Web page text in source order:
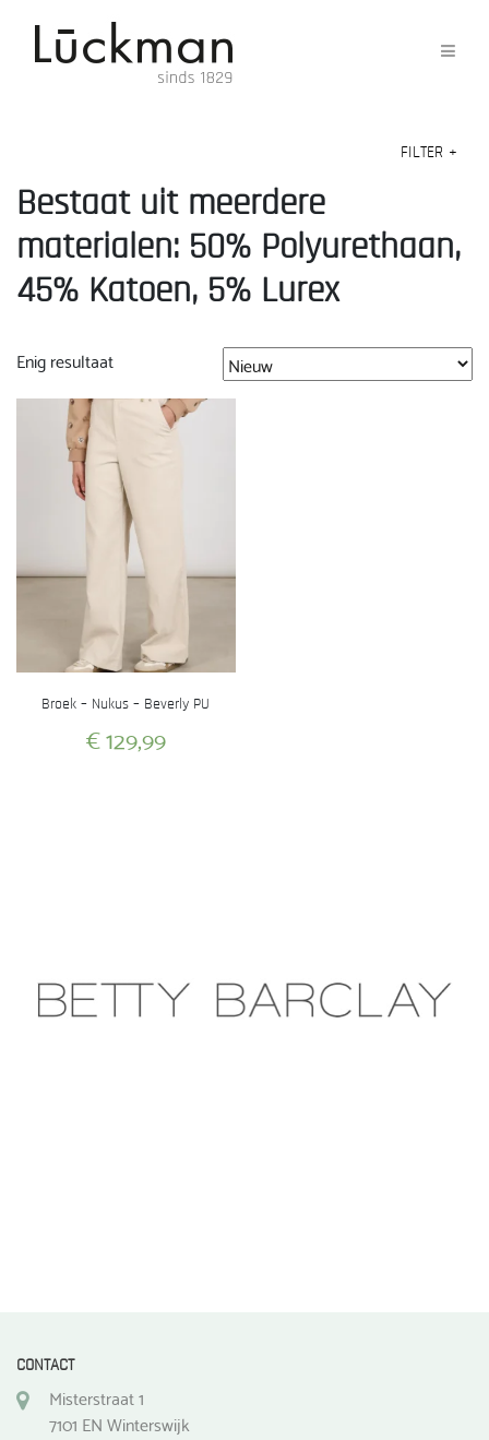
FILTER +
Bestaat uit meerdere
materialen: 50% Polyurethaan,
45% Katoen, 5% Lurex
Enig resultaat
Broek – Nukus – Beverly PU
€129,99
gekozen
worden
CONTACT
Misterstraat 1
7101 EN Winterswijk